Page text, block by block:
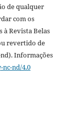
de qualquer
com os
Revista Belas
revertido de
Informações
nd/4.0